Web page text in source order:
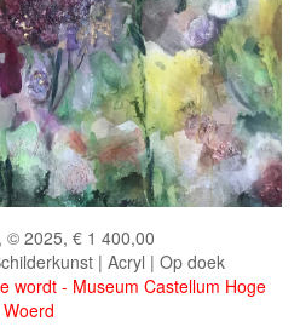
© 2025, € 1 400,00
| Acryl | Op doek
wordt - Museum Castellum Hoge
Woerd